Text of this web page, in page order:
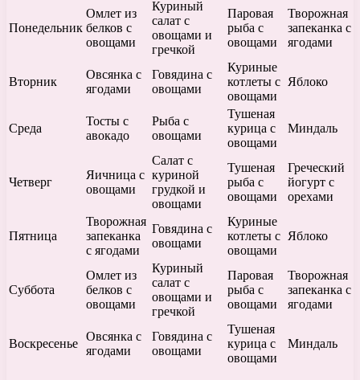
Понедельник
Омлет из
белков с
овощами
Куриный
салат с
овощами и
гречкой
Паровая
рыба с
овощами
Творожная
запеканка с
ягодами
Вторник
Овсянка с
ягодами
Говядина с
овощами
Куриные
котлеты с
овощами
Яблоко
Среда
Тосты с
авокадо
Рыба с
овощами
Тушеная
курица с
овощами
Миндаль
Четверг
Яичница с
овощами
Салат с
куриной
грудкой и
овощами
Тушеная
рыба с
овощами
Греческий
йогурт с
орехами
Пятница
Творожная
запеканка
с ягодами
Говядина с
овощами
Куриные
котлеты с
овощами
Яблоко
Суббота
Омлет из
белков с
овощами
Куриный
салат с
овощами и
гречкой
Паровая
рыба с
овощами
Творожная
запеканка с
ягодами
Воскресенье
Овсянка с
ягодами
Говядина с
овощами
Тушеная
курица с
овощами
Миндаль